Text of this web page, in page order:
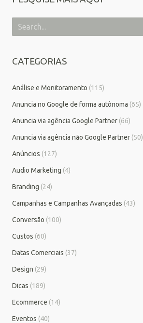
CATEGORIAS
Análise e Monitoramento (115)
Anuncia no Google de forma autônoma (65)
Anuncia via agência Google Partner (66)
Anuncia via agência não Google Partner (50)
Anúncios (127)
Audio Marketing (4)
Branding (24)
Campanhas e Campanhas Avançadas (43)
Conversão (100)
Custos (60)
Datas Comerciais (37)
Design (29)
Dicas (189)
Ecommerce (14)
Eventos (40)